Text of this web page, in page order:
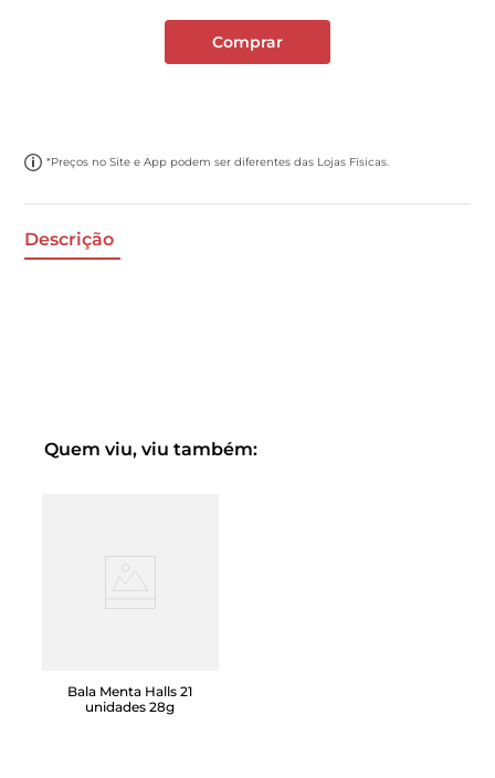
Comprar
*Preços no Site e App podem ser diferentes das Lojas Físicas.
Descrição
Quem viu, viu também:
Bala Menta Halls 21
unidades 28g